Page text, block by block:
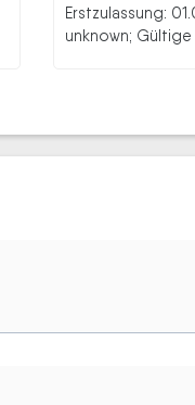
Erstzulassung:
unknown; Gültige